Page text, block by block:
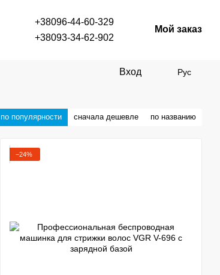
+38096-44-60-329
+38093-34-62-902
Мой заказ
Вход Рус
по популярности сначала дешевле по названию
−24%